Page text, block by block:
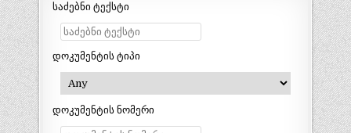
საძებნი ტექსტი
დოკუმენტის ტიპი
დოკუმენტის ნომერი